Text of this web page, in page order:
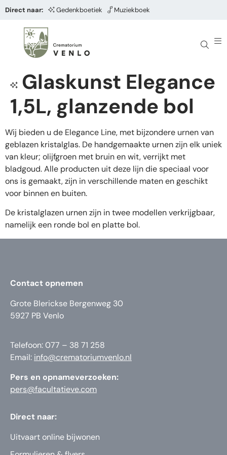
Direct naar: Gedenkboetiek Muziekboek
Glaskunst Elegance
1,5L, glanzende bol
Wij bieden u de Elegance Line, met bijzondere urnen van
geblazen kristalglas. De handgemaakte urnen zijn elk uniek
van kleur; olijfgroen met bruin en wit, verrijkt met
bladgoud. Alle producten uit deze lijn die speciaal voor
ons is gemaakt, zijn in verschillende maten en geschikt
voor binnen en buiten.
De kristalglazen urnen zijn in twee modellen verkrijgbaar,
namelijk een ronde bol en platte bol.
Contact opnemen
Grote Blerickse Bergenweg 30
5927 PB Venlo
Telefoon: 077 – 38 71 258
Email: info@crematoriumvenlo.nl
Pers en opnameverzoeken:
pers@facultatieve.com
Direct naar:
Uitvaart online bijwonen